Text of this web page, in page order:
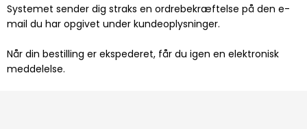
Systemet sender dig straks en ordrebekræftelse på den e-
mail du har opgivet under kundeoplysninger.
Når din bestilling er ekspederet, får du igen en elektronisk
meddelelse.